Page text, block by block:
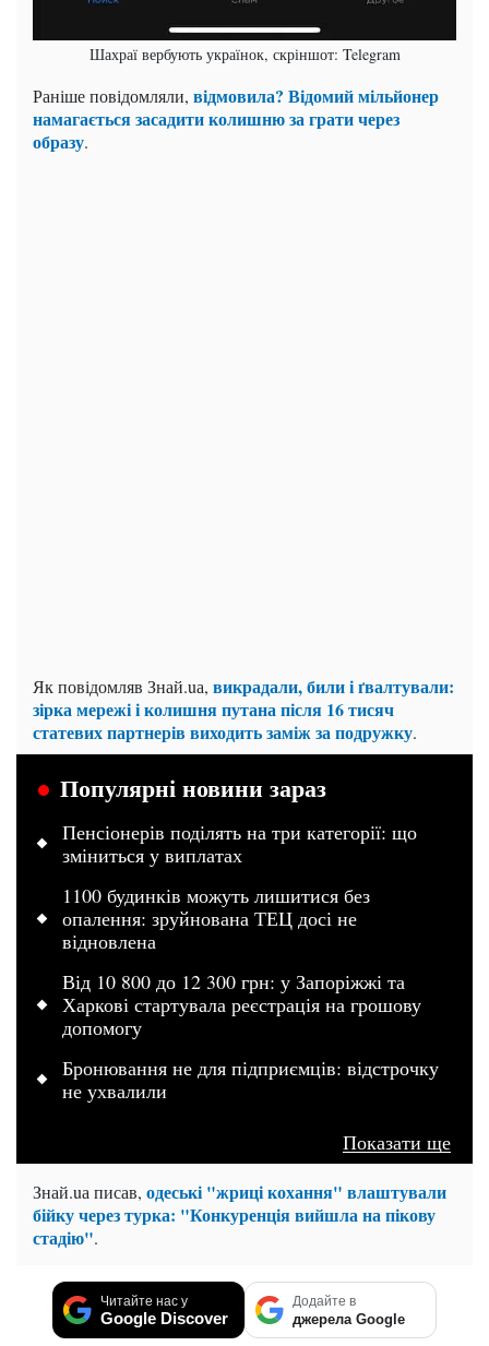
Шахраї вербують українок, скріншот: Telegram
Раніше повідомляли, відмовила? Відомий мільйонер
намагається засадити колишню за грати через
образу.
Як повідомляв Знай.uа, викрадали, били і ґвалтували:
зірка мережі і колишня путана після 16 тисяч
статевих партнерів виходить заміж за подружку.
Популярні новини зараз
Пенсіонерів поділять на три категорії: що
зміниться у виплатах
1100 будинків можуть лишитися без
опалення: зруйнована ТЕЦ досі не
відновлена
Від 10 800 до 12 300 грн: у Запоріжжі та
Харкові стартувала реєстрація на грошову
допомогу
Бронювання не для підприємців: відстрочку
не ухвалили
Показати ще
Знай.uа писав, одеські "жриці кохання" влаштували
бійку через турка: "Конкуренція вийшла на пікову
стадію".
Читайте нас у
Google Discover
Додайте в
джерела Google